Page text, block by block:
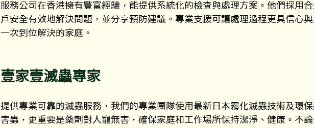
服務公司在香港擁有豐富經驗，能提供系統化的檢查與處理方案。他們採用
戶安全有效地解決問題，並分享預防建議。專業支援可讓處理過程更具信心
一次到位解決的家庭。
壹家壹滅蟲專家
提供專業可靠的滅蟲服務，我們的專業團隊使用最新日本霧化滅蟲技術及環
害蟲，更重要是藥劑對人寵無害，確保家庭和工作場所保持潔淨、健康。不